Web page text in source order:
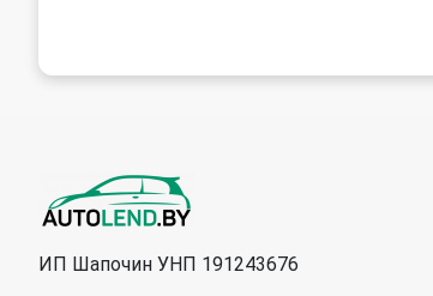
ИП Шапочин УНП 191243676